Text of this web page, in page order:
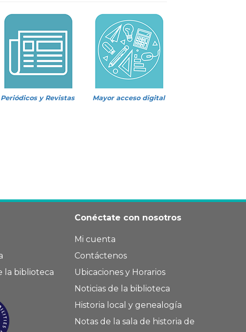
Periódicos y Revistas Mayor acceso digital
la biblioteca
Conéctate con nosotros
Mi cuenta
Contáctenos
Ubicaciones y Horarios
Noticias de la biblioteca
Historia local y genealogía
Notas de la sala de historia de